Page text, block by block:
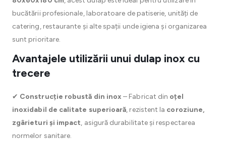
bucătării profesionale, laboratoare de patiserie, unități de
catering, restaurante și alte spații unde igiena și organizarea
sunt prioritare.
Avantajele utilizării unui dulap inox cu
trecere
✔ Construcție robustă din inox – Fabricat din oțel
inoxidabil de calitate superioară, rezistent la coroziune,
zgârieturi și impact, asigură durabilitate și respectarea
normelor sanitare.